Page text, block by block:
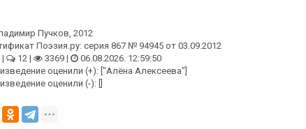
Пучков, 2012
Поэзия.ру: серия 867 № 94945 от 03.09.2012
|
12 | 3369 |
06.08.2026. 12:59:50
оценили (+): ["Алёна Алексеева"]
оценили (-): []